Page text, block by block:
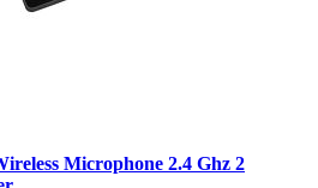
Microphone 2.4 Ghz 2